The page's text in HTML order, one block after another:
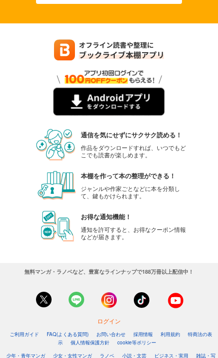
通信を気にせずにサクサク読める！
作品をダウンロードすれば、いつでもど
こでも読書が楽しめます。
本棚を作って本の整理ができる！
ジャンルや作家ごとなどに本を分類し
て、鍵もかけられます。
お得な通知機能！
通知を許可すると、お得なクーポン情報
などが届きます。
無料マンガ・ラノベなど、豊富なラインナップで188万冊以上配信中！
ログイン
ご利用ガイド FAQ(よくある質問) お問い合わせ 採用情報 利用規約
特商法の表
示
個人情報保護方針
cookie等ポリシー
少年・青年マンガ
少女・女性マンガ ラノベ 小説・文芸 ビジネス・実用 雑誌・写